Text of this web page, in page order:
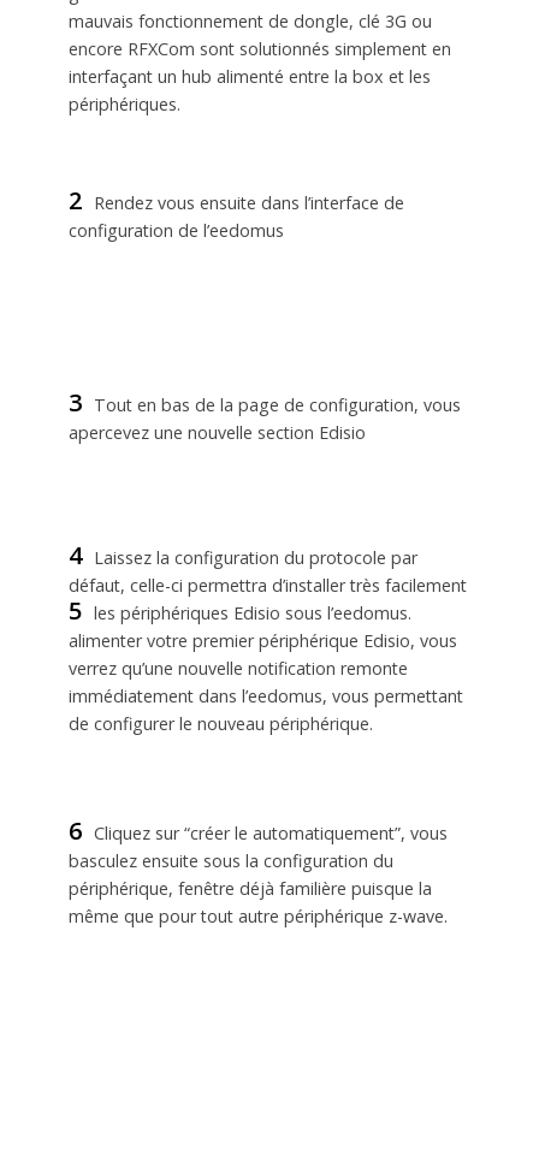
mauvais fonctionnement de dongle, clé 3G ou
encore RFXCom sont solutionnés simplement en
interfaçant un hub alimenté entre la box et les
périphériques.
2
Rendez vous ensuite dans l’interface de
configuration de l’eedomus
3
Tout en bas de la page de configuration, vous
apercevez une nouvelle section Edisio
4
Laissez la configuration du protocole par
défaut, celle-ci permettra d’installer très facilement
les périphériques Edisio sous l’eedomus.
5
alimenter votre premier périphérique Edisio, vous
verrez qu’une nouvelle notification remonte
immédiatement dans l’eedomus, vous permettant
de configurer le nouveau périphérique.
6 Cliquez sur “créer le automatiquement”, vous
basculez ensuite sous la configuration du
périphérique, fenêtre déjà familière puisque la
même que pour tout autre périphérique z-wave.